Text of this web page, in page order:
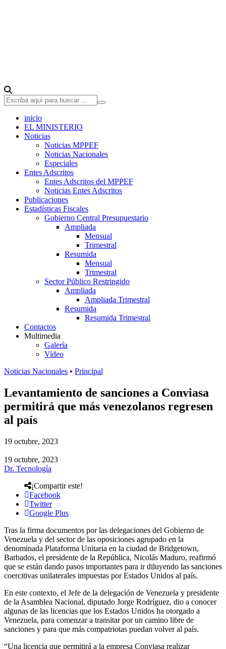
inicio
EL MINISTERIO
Noticias
Noticias MPPEF
Noticias Nacionales
Especiales
Entes Adscritos
Entes Adscritos del MPPEF
Noticias Entes Adscritos
Publicaciones
Estadísticas Fiscales
Gobierno Central Presupuestario
Ampliada
Mensual
Trimestral
Resumida
Mensual
Trimestral
Sector Público Restringido
Ampliada
Ampliada Trimestral
Resumida
Resumida Trimestral
Contactos
Multimedia
Galería
Video
Noticias Nacionales • Principal
Levantamiento de sanciones a Conviasa
permitirá que más venezolanos regresen
al país
19 octubre, 2023
19 octubre, 2023
Dr. Tecnología
¡Compartir este!
Facebook
Twitter
Google Plus
Tras la firma documentos por las delegaciones del Gobierno de
Venezuela y del sector de las oposiciones agrupado en la
denominada Plataforma Unitaria en la ciudad de Bridgetown,
Barbados, el presidente de la República, Nicolás Maduro, reafirmó
que se están dando pasos importantes para ir diluyendo las sanciones
coercitivas unilaterales impuestas por Estados Unidos al país.
En este contexto, el Jefe de la delegación de Venezuela y presidente
de la Asamblea Nacional, diputado Jorge Rodríguez, dio a conocer
algunas de las licencias que los Estados Unidos ha otorgado a
Venezuela, para comenzar a transitar por un camino libre de
sanciones y para que más compatriotas puedan volver al país.
“Una licencia que permitirá a la empresa Conviasa realizar